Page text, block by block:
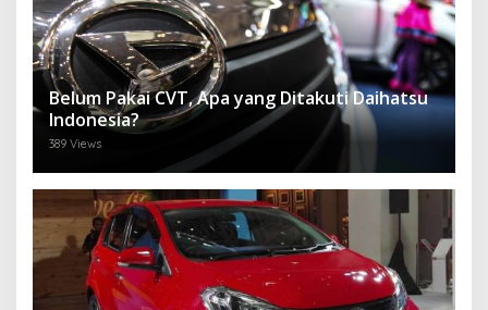
Belum Pakai CVT, Apa yang Ditakuti Daihatsu
Indonesia?
389 Views